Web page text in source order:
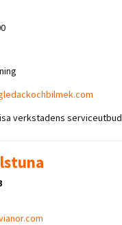
verkstadens serviceutbud